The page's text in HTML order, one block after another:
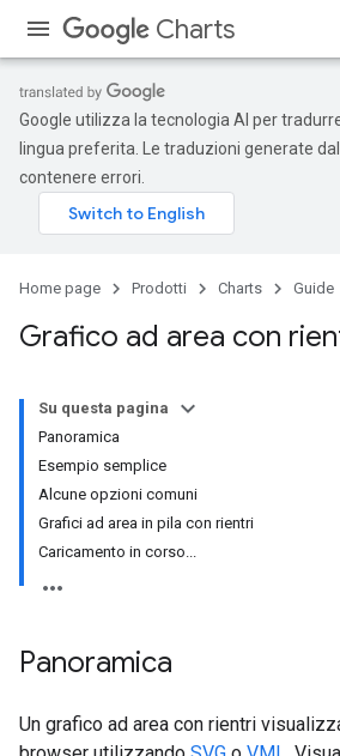
Charts
Google utilizza la tecnologia AI per
lingua preferita. Le traduzioni generate
contenere errori.
Home page Prodotti Charts Guide
Grafico ad area con
Su questa pagina
Panoramica
Esempio semplice
Alcune opzioni comuni
Grafici ad area in pila con rientri
Caricamento in corso...
Panoramica
Un grafico ad area con rientri